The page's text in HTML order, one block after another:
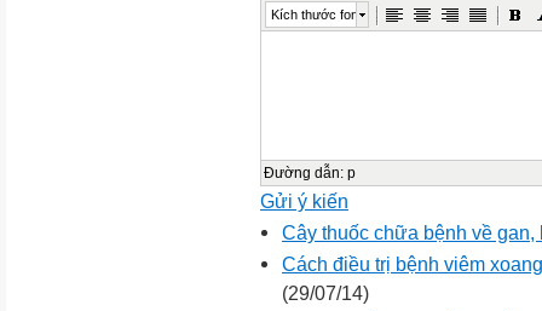
Kích thước font
Đường dẫn: p
Gửi ý kiến
Cây thuốc chữa bệnh về
Cách điều trị bệnh viêm
(29/07/14)